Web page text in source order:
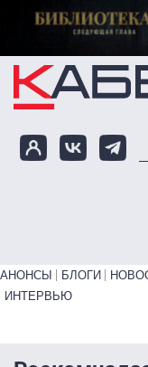
Перейти к
Primary links bottom
АНОНСЫ БЛОГИ
ИНТЕРВЬЮ